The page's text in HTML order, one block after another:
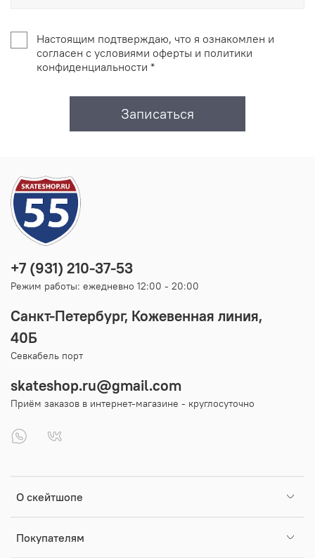
Настоящим подтверждаю, что я ознакомлен и
согласен с условиями оферты и политики
конфиденциальности *
Записаться
О скейтшопе
Покупателям
+7 (931) 210-37-53
Режим работы: ежедневно 12:00 - 20:00
Санкт-Петербург, Кожевенная линия,
40Б
Севкабель порт
skateshop.ru@gmail.com
Приём заказов в интернет-магазине - круглосуточно